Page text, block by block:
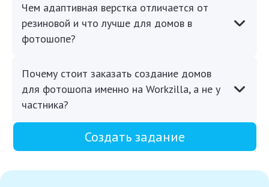
Чем адаптивная верстка отличается от
резиновой и что лучше для домов в
фотошопе?
Почему стоит заказать создание домов
для фотошопа именно на Workzilla, а не у
частника?
Создать задание